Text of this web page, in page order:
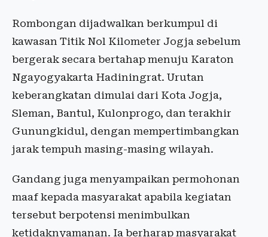
Rombongan dijadwalkan berkumpul di
kawasan Titik Nol Kilometer Jogja sebelum
bergerak secara bertahap menuju Karaton
Ngayogyakarta Hadiningrat. Urutan
keberangkatan dimulai dari Kota Jogja,
Sleman, Bantul, Kulonprogo, dan terakhir
Gunungkidul, dengan mempertimbangkan
jarak tempuh masing-masing wilayah.
Gandang juga menyampaikan permohonan
maaf kepada masyarakat apabila kegiatan
tersebut berpotensi menimbulkan
ketidaknyamanan. Ia berharap masyarakat